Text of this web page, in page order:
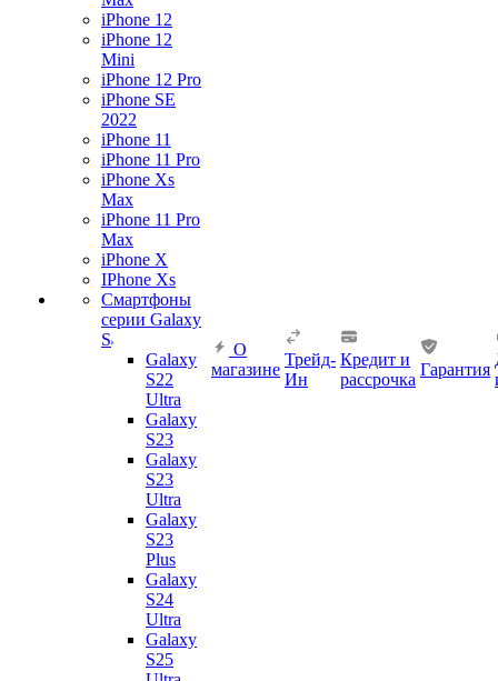
iPhone 12
iPhone 12
Mini
iPhone 12 Pro
iPhone SE
2022
iPhone 11
iPhone 11 Pro
iPhone Xs
Max
iPhone 11 Pro
Max
iPhone X
IPhone Xs
Смартфоны
серии Galaxy
S
Galaxy
S22
Ultra
Galaxy
S23
Galaxy
S23
Ultra
Galaxy
S23
Plus
Galaxy
S24
Ultra
Galaxy
S25
О
магазине
Трейд-
Ин
Кредит и
рассрочка
Гарантия